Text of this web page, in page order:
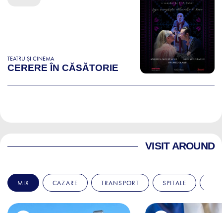
TEATRU ȘI CINEMA
CERERE ÎN CĂSĂTORIE
VISIT AROUND
MIX CAZARE TRANSPORT SPITALE